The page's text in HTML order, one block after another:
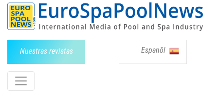
Nuestras revistas Espanõl